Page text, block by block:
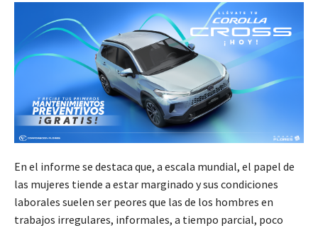
En el informe se destaca que, a escala mundial, el papel de
las mujeres tiende a estar marginado y sus condiciones
laborales suelen ser peores que las de los hombres en
trabajos irregulares, informales, a tiempo parcial, poco